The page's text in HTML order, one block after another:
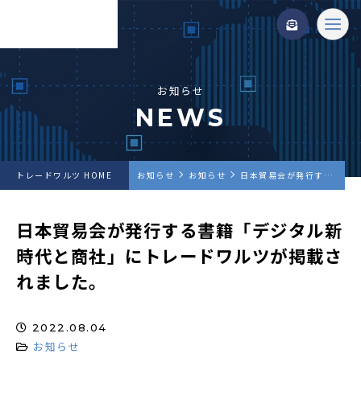
お知らせ
NEWS
トレードワルツ HOME お知らせ お知らせ 日本貿易会が発行する書籍「デジタル新時代と商社」にトレードワルツが掲載されました。
日本貿易会が発行する書籍「デジタル新
時代と商社」にトレードワルツが掲載さ
れました。
2022.08.04
お知らせ